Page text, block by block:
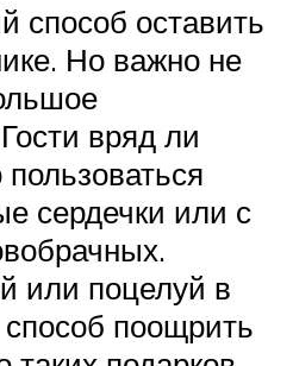
способ оставить
Но важно не
вряд ли
сердечки или с
или поцелуй в
поощрить